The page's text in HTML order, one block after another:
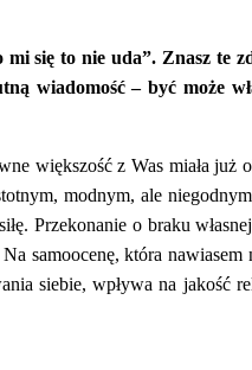
się to nie uda”. Znasz te
wiadomość – być może
większość z Was miała już
modnym, ale
Przekonanie o braku
samoocenę, która nawiasem
siebie, wpływa na jakość